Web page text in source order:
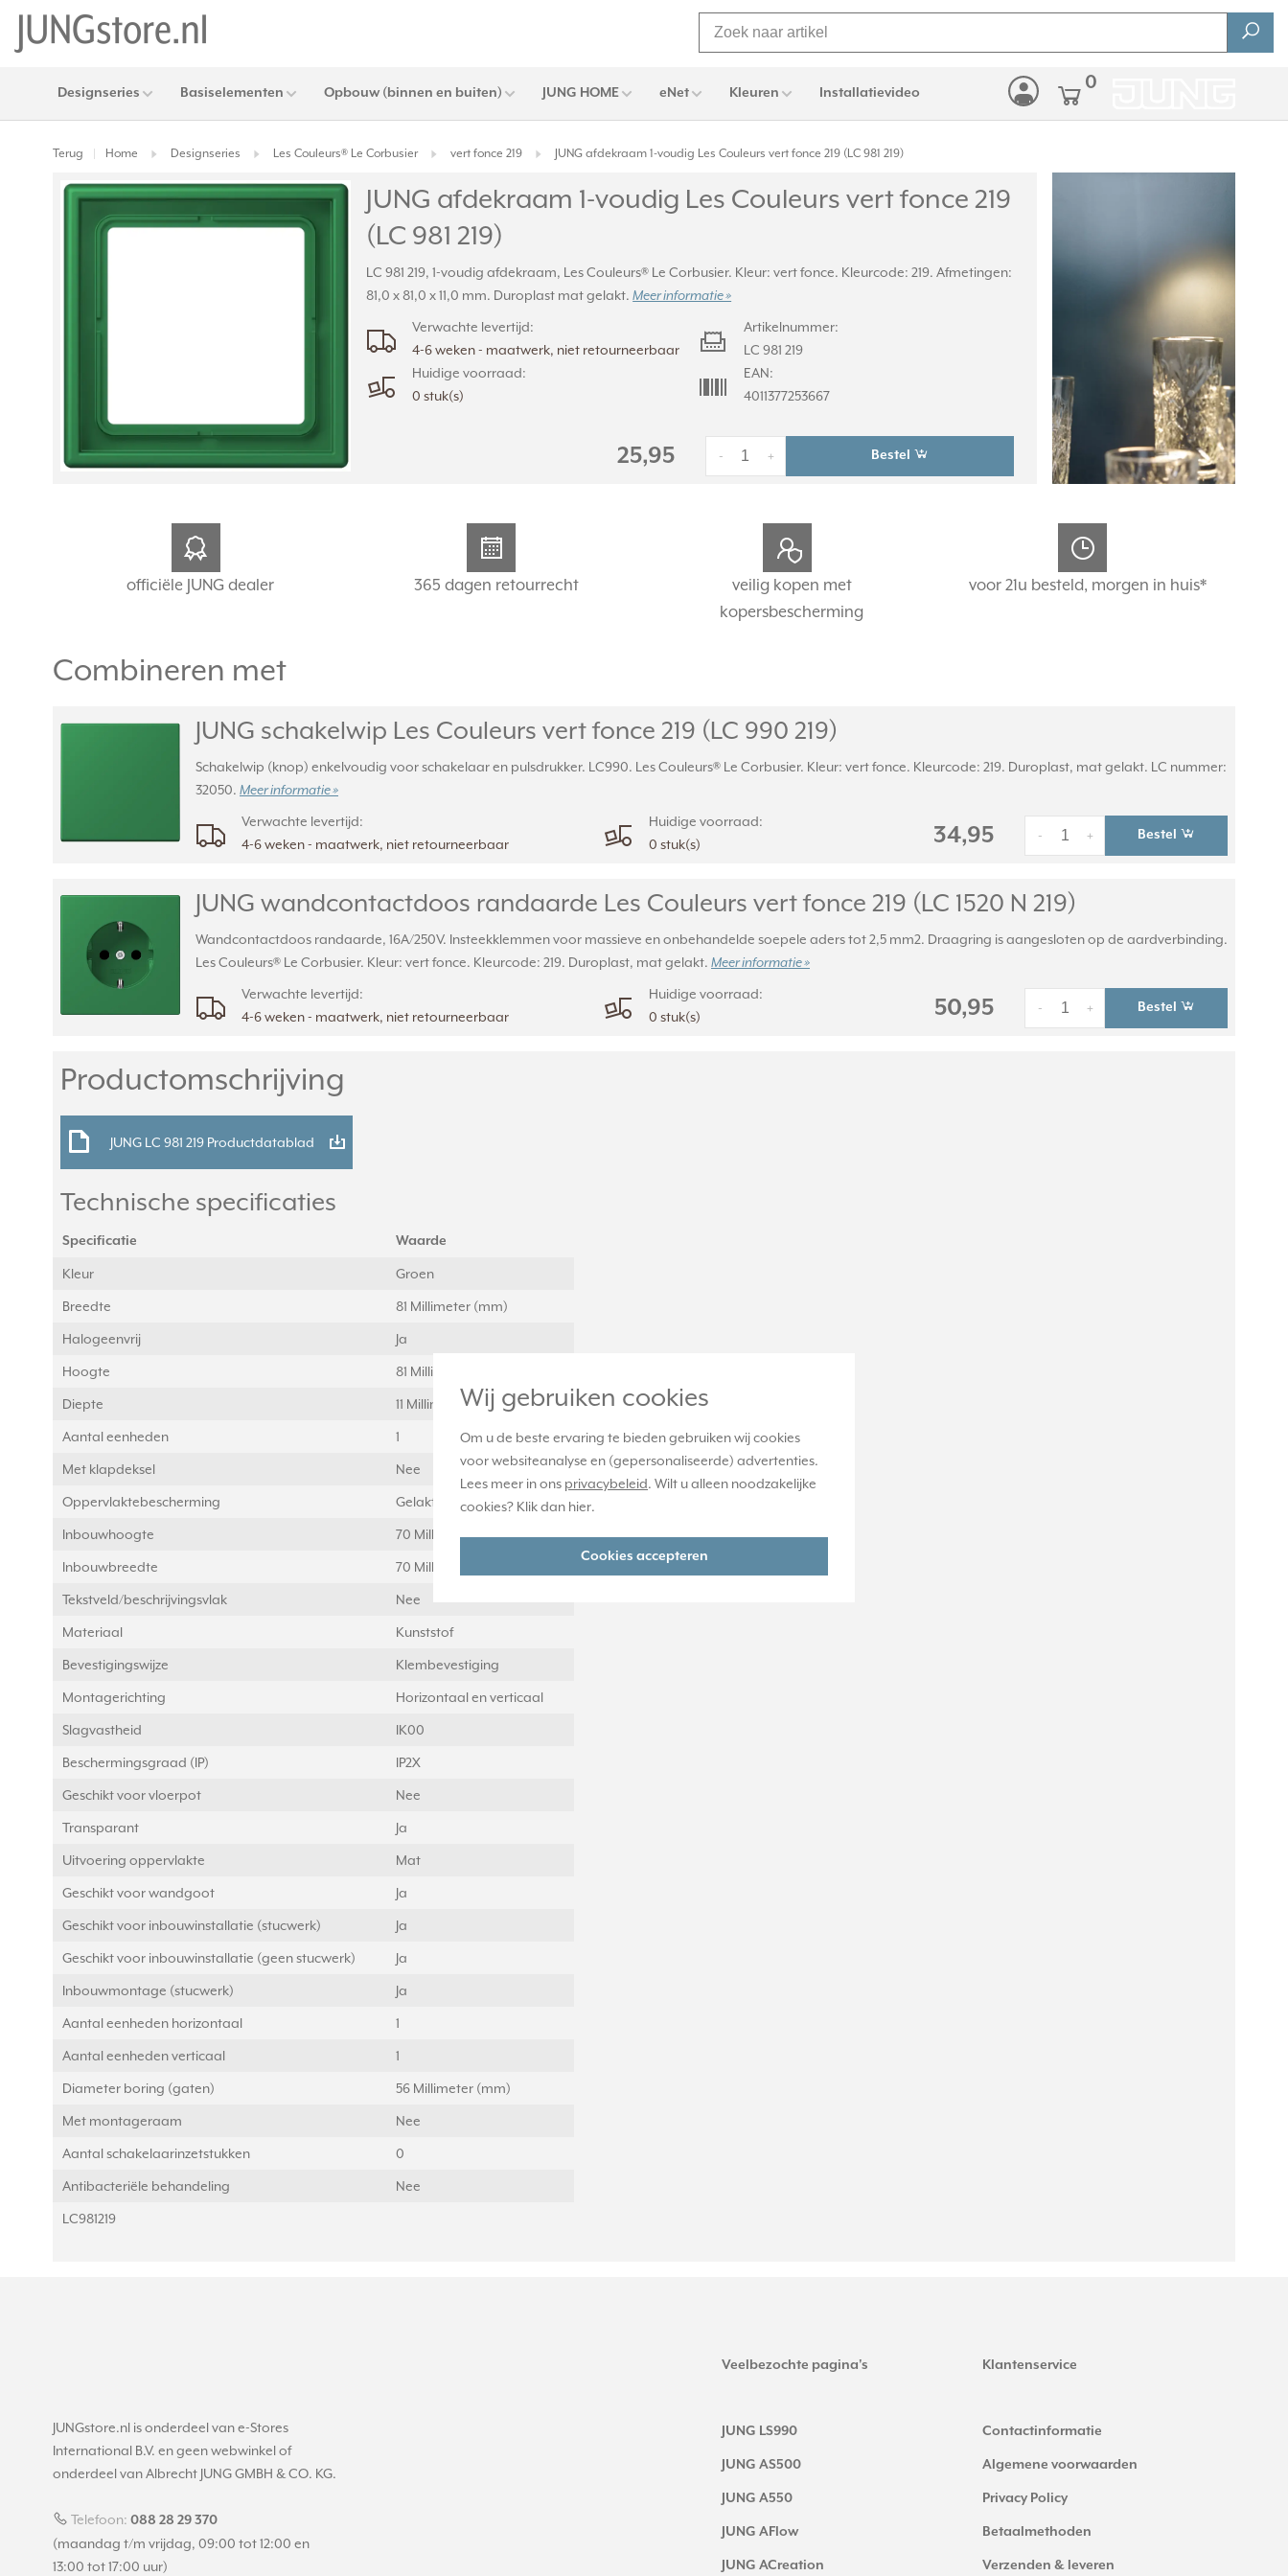
Wij gebruiken cookies
Om u de beste ervaring te bieden gebruiken wij cookies
voor websiteanalyse en (gepersonaliseerde) advertenties.
Lees meer in ons privacybeleid. Wilt u alleen noodzakelijke
cookies? Klik dan hier.
Cookies accepteren
Designseries Basiselementen Opbouw (binnen en buiten) JUNG HOME eNet Kleuren Installatievideo 0
Terug Home Designseries Les Couleurs® Le Corbusier vert fonce 219 JUNG afdekraam 1-voudig Les Couleurs vert fonce 219 (LC 981 219)
JUNG afdekraam 1-voudig Les Couleurs vert fonce 219
(LC 981 219)
LC 981 219, 1-voudig afdekraam, Les Couleurs® Le Corbusier. Kleur: vert fonce. Kleurcode: 219. Afmetingen:
81,0 x 81,0 x 11,0 mm. Duroplast mat gelakt.Meer informatie »
Verwachte levertijd:
4-6 weken - maatwerk, niet retourneerbaar
Huidige voorraad:
0 stuk(s)
Artikelnummer:
LC 981 219
EAN:
4011377253667
25,95 +
- Bestel
officiële JUNG dealer 365 dagen retourrecht
veilig kopen met
kopersbescherming
voor 21u besteld, morgen in huis*
Combineren met
JUNG schakelwip Les Couleurs vert fonce 219 (LC 990 219)
Schakelwip (knop) enkelvoudig voor schakelaar en pulsdrukker. LC990. Les Couleurs® Le Corbusier. Kleur: vert fonce. Kleurcode: 219. Duroplast, mat gelakt. LC nummer:
32050. Meer informatie »
Verwachte levertijd:
4-6 weken - maatwerk, niet retourneerbaar
Huidige voorraad:
0 stuk(s)
34,95 +
- Bestel
JUNG wandcontactdoos randaarde Les Couleurs vert fonce 219 (LC 1520 N 219)
Wandcontactdoos randaarde, 16A/250V. Insteekklemmen voor massieve en onbehandelde soepele aders tot 2,5 mm2. Draagring is aangesloten op de aardverbinding.
Les Couleurs® Le Corbusier. Kleur: vert fonce. Kleurcode: 219. Duroplast, mat gelakt. Meer informatie »
Verwachte levertijd:
4-6 weken - maatwerk, niet retourneerbaar
Huidige voorraad:
0 stuk(s)
50,95 +
- Bestel
Productomschrijving
JUNG LC 981 219 Productdatablad
Technische specificaties
Specificatie Waarde
Kleur Groen
Breedte 81 Millimeter (mm)
Halogeenvrij Ja
Hoogte 81 Millimeter (mm)
Diepte 11 Millimeter (mm)
Aantal eenheden 1
Met klapdeksel Nee
Oppervlaktebescherming Gelakt
Inbouwhoogte 70 Millimeter (mm)
Inbouwbreedte 70 Millimeter (mm)
Tekstveld/beschrijvingsvlak Nee
Materiaal Kunststof
Bevestigingswijze Klembevestiging
Montagerichting Horizontaal en verticaal
Slagvastheid IK00
Beschermingsgraad (IP) IP2X
Geschikt voor vloerpot Nee
Transparant Ja
Uitvoering oppervlakte Mat
Geschikt voor wandgoot Ja
Geschikt voor inbouwinstallatie (stucwerk) Ja
Geschikt voor inbouwinstallatie (geen stucwerk) Ja
Inbouwmontage (stucwerk) Ja
Aantal eenheden horizontaal 1
Aantal eenheden verticaal 1
Diameter boring (gaten) 56 Millimeter (mm)
Met montageraam Nee
Aantal schakelaarinzetstukken 0
Antibacteriële behandeling Nee
LC981219
JUNGstore.nl is onderdeel van e-Stores
International B.V. en geen webwinkel of
onderdeel van Albrecht JUNG GMBH & CO. KG.
Telefoon: 088 28 29 370
(maandag t/m vrijdag, 09:00 tot 12:00 en
13:00 tot 17:00 uur)
Veelbezochte pagina's
JUNG LS990
JUNG AS500
JUNG A550
JUNG AFlow
JUNG ACreation
Klantenservice
Contactinformatie
Algemene voorwaarden
Privacy Policy
Betaalmethoden
Verzenden & leveren